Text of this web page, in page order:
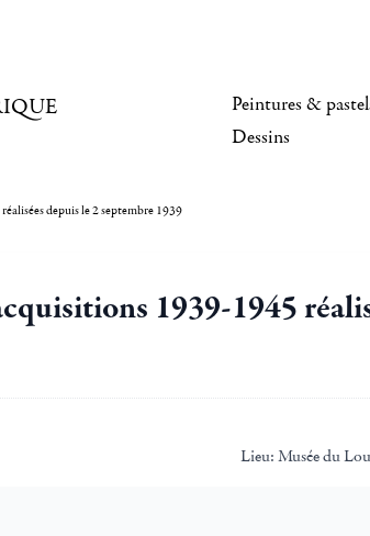
Peintures &
Dessins
depuis le 2 septembre 1939
1939-1945
Lieu: Musée du